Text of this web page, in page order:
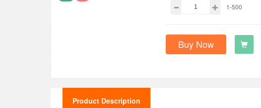
1-500
Buy Now
Product Description